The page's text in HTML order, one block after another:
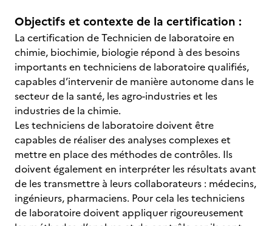
Objectifs et contexte de la certification :
La certification de Technicien de laboratoire en
chimie, biochimie, biologie répond à des besoins
importants en techniciens de laboratoire qualifiés,
capables d’intervenir de manière autonome dans le
secteur de la santé, les agro-industries et les
industries de la chimie.
Les techniciens de laboratoire doivent être
capables de réaliser des analyses complexes et
mettre en place des méthodes de contrôles. Ils
doivent également en interpréter les résultats avant
de les transmettre à leurs collaborateurs : médecins,
ingénieurs, pharmaciens. Pour cela les techniciens
de laboratoire doivent appliquer rigoureusement